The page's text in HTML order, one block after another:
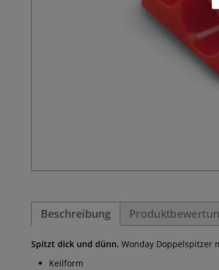
Beschreibung
Spitzt dick und dünn. Wonday Doppelspitzer
Keilform